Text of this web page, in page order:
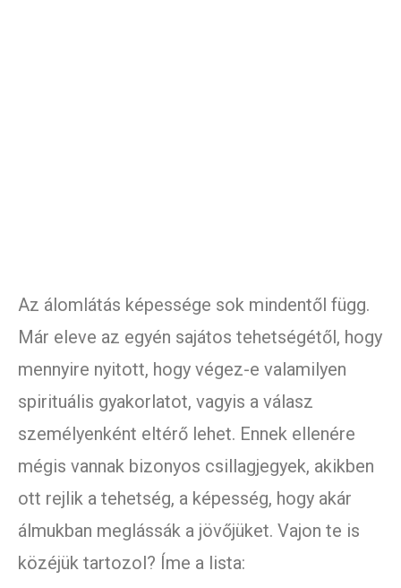
Az álomlátás képessége sok mindentől függ.
Már eleve az egyén sajátos tehetségétől, hogy
mennyire nyitott, hogy végez-e valamilyen
spirituális gyakorlatot, vagyis a válasz
személyenként eltérő lehet. Ennek ellenére
mégis vannak bizonyos csillagjegyek, akikben
ott rejlik a tehetség, a képesség, hogy akár
álmukban meglássák a jövőjüket. Vajon te is
közéjük tartozol? Íme a lista: